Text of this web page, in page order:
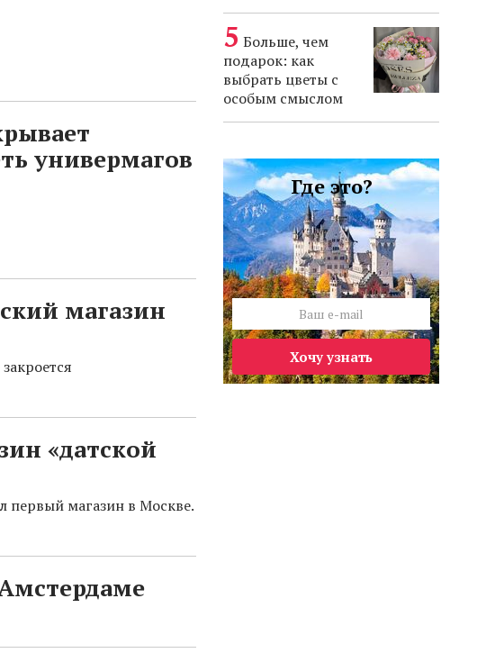
универмагов
магазин
«датской
первый магазин в Москве.
Больше, чем
подарок: как
выбрать цветы с
особым смыслом
Где это?
Хочу узнать